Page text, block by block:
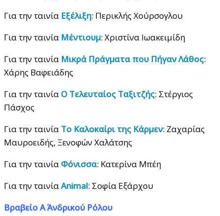
Για την ταινία Εξέλιξη: Περικλής Χούρσογλου
Για την ταινία Μέντιουμ: Χριστίνα Ιωακειμίδη
Για την ταινία Μικρά Πράγματα που Πήγαν Λάθος:
Χάρης Βαφειάδης
Για την ταινία Ο Τελευταίος Ταξιτζής: Στέργιος
Πάσχος
Για την ταινία Το Καλοκαίρι της Κάρμεν: Ζαχαρίας
Μαυροειδής, Ξενοφών Χαλάτσης
Για την ταινία Φόνισσα: Κατερίνα Μπέη
Για την ταινίαAnimal: Σοφία Εξάρχου
Βραβείο Α΄ Ανδρικού Ρόλου